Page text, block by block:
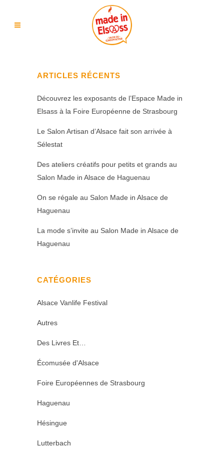
ARTICLES RÉCENTS
Découvrez les exposants de l’Espace Made in
Elsass à la Foire Européenne de Strasbourg
Le Salon Artisan d’Alsace fait son arrivée à
Sélestat
Des ateliers créatifs pour petits et grands au
Salon Made in Alsace de Haguenau
On se régale au Salon Made in Alsace de
Haguenau
La mode s’invite au Salon Made in Alsace de
Haguenau
CATÉGORIES
Alsace Vanlife Festival
Autres
Des Livres Et…
Écomusée d'Alsace
Foire Européennes de Strasbourg
Haguenau
Hésingue
Lutterbach